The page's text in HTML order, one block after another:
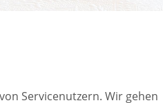
Servicenutzern. Wir gehen